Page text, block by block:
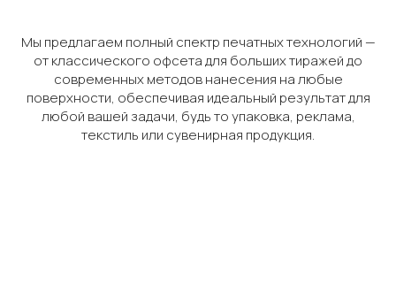
Мы предлагаем полный спектр печатных технологий —
от классического офсета для больших тиражей до
современных методов нанесения на любые
поверхности, обеспечивая идеальный результат для
любой вашей задачи, будь то упаковка, реклама,
текстиль или сувенирная продукция.